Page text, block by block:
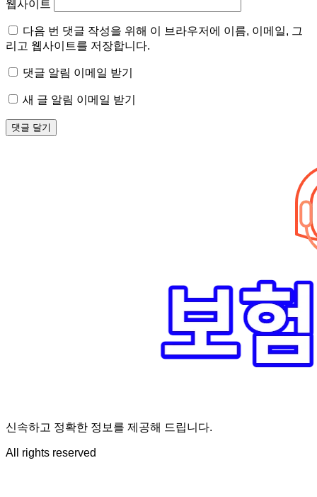
웹사이트
다음 번 댓글 작성을 위해 이 브라우저에 이름, 이메일, 그
리고 웹사이트를 저장합니다.
댓글 알림 이메일 받기
새 글 알림 이메일 받기
신속하고 정확한 정보를 제공해 드립니다.
All rights reserved